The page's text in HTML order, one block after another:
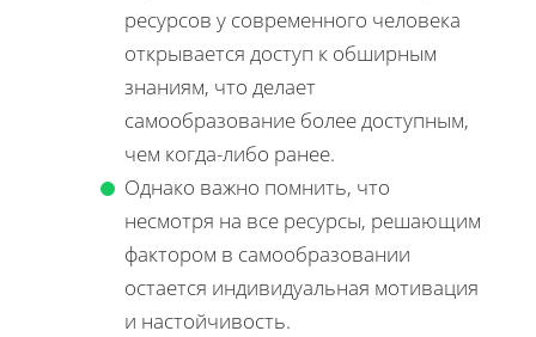
ресурсов у современного человека
открывается доступ к обширным
знаниям, что делает
самообразование более доступным,
чем когда-либо ранее.
Однако важно помнить, что
несмотря на все ресурсы, решающим
фактором в самообразовании
остается индивидуальная мотивация
и настойчивость.